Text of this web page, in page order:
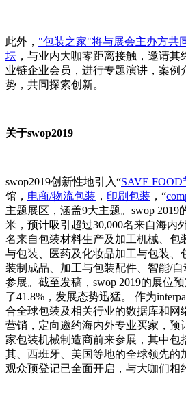
此外， "包装之家"将与展会主办方共
坛 ，与业内大咖零距离接触，邀请
业链企业会员，进行专题演讲，案例
势，共同探索创新。
关于swop2019
swop2019创新性地引入“SAVE
馆， 电商/物流包装 ， 印刷包装 ，“
主题展区，涵盖9大主题。swop 2019
米，预计吸引超过30,000名来自海内
名来自包装材料生产及加工机械、包
与包装、医药及化妆品加工与包装、
装制成品、加工与包装配件、智能/
参展。截至发稿，swop 2019的展位
了41.8%，发展态势迅猛。 作为
合全球包装及相关行业的数据库和网
营销，定向邀约海内外专业买家，预
家包装机械制造商前来参展，其中包
其、西班牙、美国等地的全球领先的
观众预登记已全面开启，与大咖们相